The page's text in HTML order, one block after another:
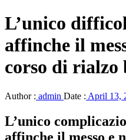
L’unico
affinche il
corso di
Author : admin Date : April 13,
L’unico
affinche il messo e